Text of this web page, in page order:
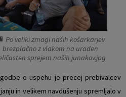
Po veliki zmagi naših košarkarjev
brezplačno z vlakom na uraden
sprejem naših junakov.jpg
o uspehu je precej prebivalcev
in velikem navdušenju spremljalo v